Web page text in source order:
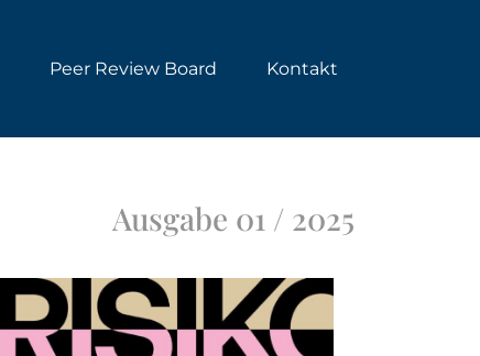
Peer Review Board Kontakt
Ausgabe 01 / 2025